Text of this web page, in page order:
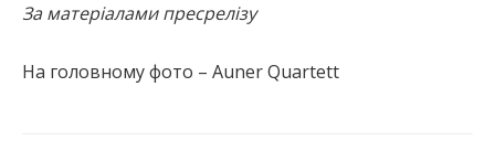
За матеріалами пресрелізу
На головному фото – Auner Quartett